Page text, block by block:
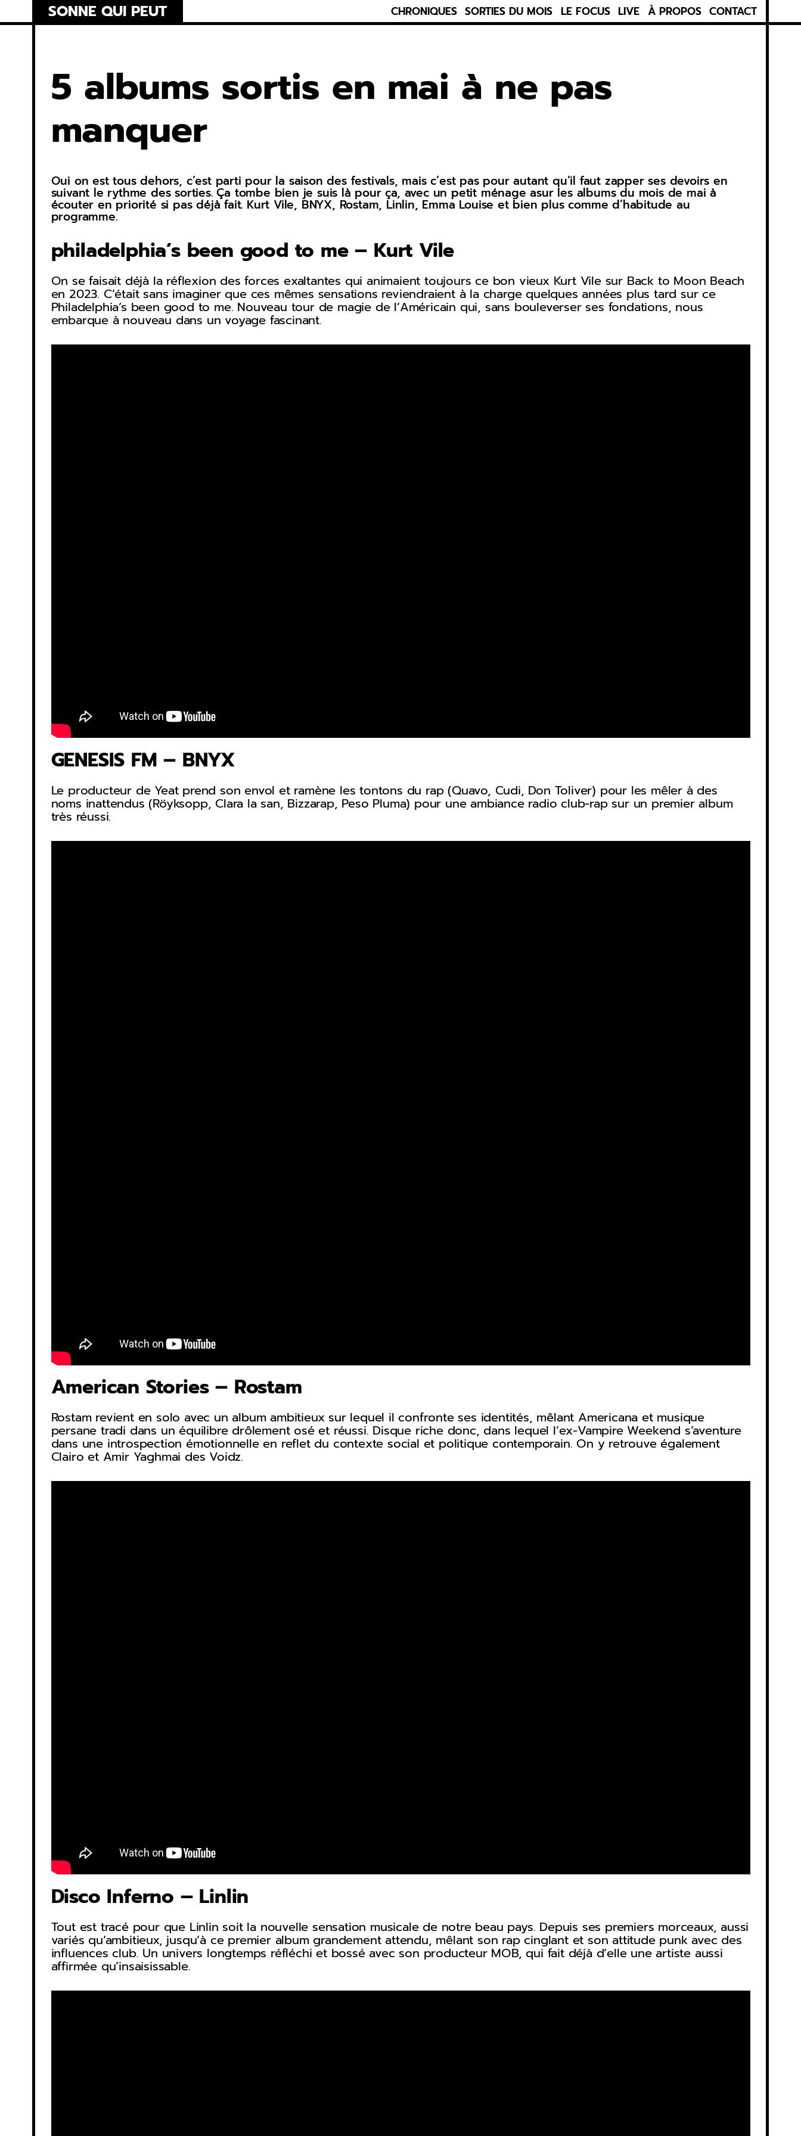
to
SONNE QUI PEUT CHRONIQUES SORTIES DU MOIS LE FOCUS LIVE À PROPOS CONTACT
5 albums sortis en mai à ne pas
manquer
Oui on est tous dehors, c’est parti pour la saison des festivals, mais c’est pas pour autant qu’il faut zapper ses devoirs en
suivant le rythme des sorties. Ça tombe bien je suis là pour ça, avec un petit ménage asur les albums du mois de mai à
écouter en priorité si pas déjà fait. Kurt Vile, BNYX, Rostam, Linlin, Emma Louise et bien plus comme d’habitude au
programme.
philadelphia’s been good to me – Kurt Vile
On se faisait déjà la réflexion des forces exaltantes qui animaient toujours ce bon vieux Kurt Vile sur Back to Moon Beach
en 2023. C’était sans imaginer que ces mêmes sensations reviendraient à la charge quelques années plus tard sur ce
Philadelphia’s been good to me. Nouveau tour de magie de l’Américain qui, sans bouleverser ses fondations, nous
embarque à nouveau dans un voyage fascinant.
GENESIS FM – BNYX
Le producteur de Yeat prend son envol et ramène les tontons du rap (Quavo, Cudi, Don Toliver) pour les mêler à des
noms inattendus (Röyksopp, Clara la san, Bizzarap, Peso Pluma) pour une ambiance radio club-rap sur un premier album
très réussi.
American Stories – Rostam
Rostam revient en solo avec un album ambitieux sur lequel il confronte ses identités, mêlant Americana et musique
persane tradi dans un équilibre drôlement osé et réussi. Disque riche donc, dans lequel l’ex-Vampire Weekend s’aventure
dans une introspection émotionnelle en reflet du contexte social et politique contemporain. On y retrouve également
Clairo et Amir Yaghmai des Voidz.
Disco Inferno – Linlin
Tout est tracé pour que Linlin soit la nouvelle sensation musicale de notre beau pays. Depuis ses premiers morceaux, aussi
variés qu’ambitieux, jusqu’à ce premier album grandement attendu, mêlant son rap cinglant et son attitude punk avec des
influences club. Un univers longtemps réfléchi et bossé avec son producteur MOB, qui fait déjà d’elle une artiste aussi
affirmée qu’insaisissable.